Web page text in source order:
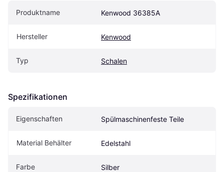
Produktname Kenwood 36385A
Hersteller Kenwood
Typ Schalen
Spezifikationen
Eigenschaften Spülmaschinenfeste Teile
Material Behälter Edelstahl
Farbe Silber